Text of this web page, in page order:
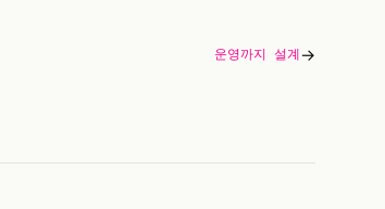
운영까지 설계 →